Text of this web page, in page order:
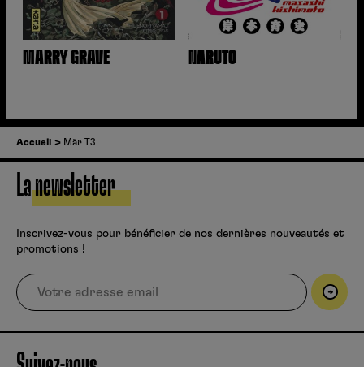
MARRY GRAVE NARUTO
Accueil Mär T3
La newsletter
Inscrivez-vous pour bénéficier de nos dernières nouveautés et
promotions !